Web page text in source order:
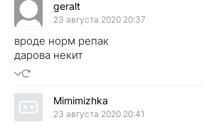
geralt
23 августа 2020 20:37
вроде норм репак
дарова некит
Mimimizhka
23 августа 2020 20:41